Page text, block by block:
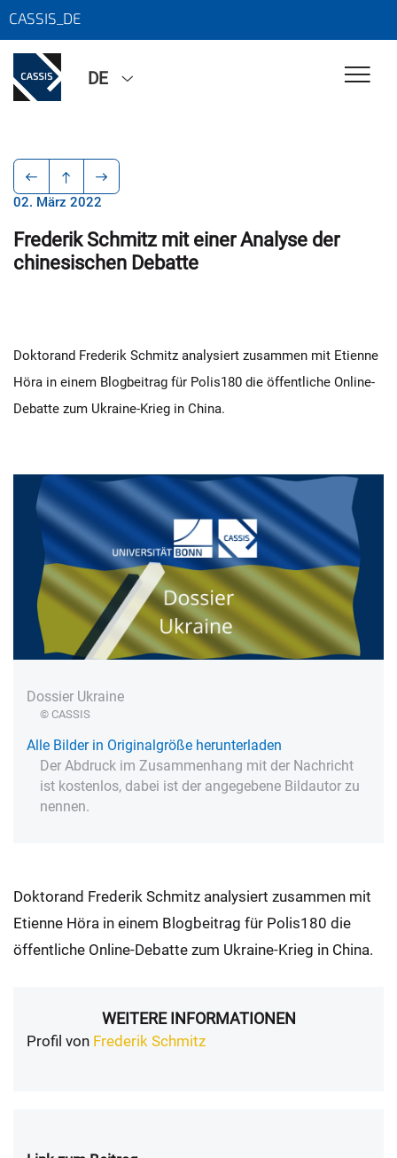
CASSIS_DE
DE
02. März 2022
Frederik Schmitz mit einer Analyse der
chinesischen Debatte
Doktorand Frederik Schmitz analysiert zusammen mit Etienne
Höra in einem Blogbeitrag für Polis180 die öffentliche Online-
Debatte zum Ukraine-Krieg in China.
Dossier Ukraine
© CASSIS
Alle Bilder in Originalgröße herunterladen
Der Abdruck im Zusammenhang mit der Nachricht
ist kostenlos, dabei ist der angegebene Bildautor zu
nennen.
Doktorand Frederik Schmitz analysiert zusammen mit
Etienne Höra in einem Blogbeitrag für Polis180 die
öffentliche Online-Debatte zum Ukraine-Krieg in China.
WEITERE INFORMATIONEN
Profil von Frederik Schmitz